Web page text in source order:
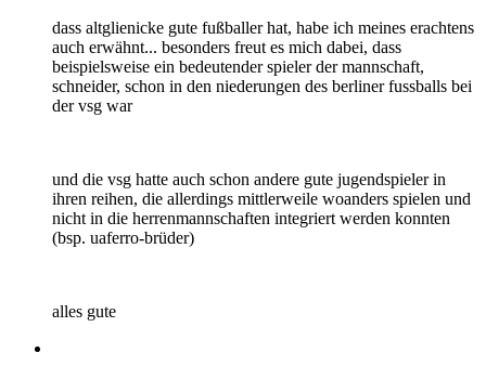
dass altglienicke gute fußballer hat, habe ich meines erachtens
auch erwähnt... besonders freut es mich dabei, dass
beispielsweise ein bedeutender spieler der mannschaft,
schneider, schon in den niederungen des berliner fussballs bei
der vsg war
und die vsg hatte auch schon andere gute jugendspieler in
ihren reihen, die allerdings mittlerweile woanders spielen und
nicht in die herrenmannschaften integriert werden konnten
(bsp. uaferro-brüder)
alles gute